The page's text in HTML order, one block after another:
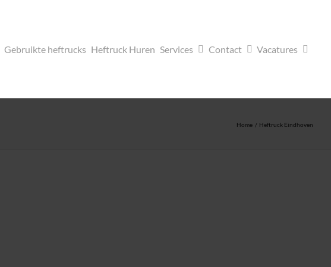
Gebruikte heftrucks Heftruck Huren Services Contact Vacatures
Home Heftruck Eindhoven